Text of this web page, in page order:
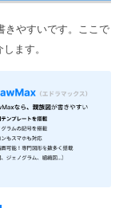
きやすいです。ここで
ます。